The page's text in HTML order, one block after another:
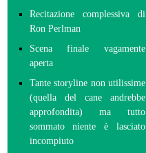
Recitazione complessiva di
Ron Perlman
Scena finale vagamente
aperta
Tante storyline non utilissime
(quella del cane andrebbe
approfondita) ma tutto
sommato niente è lasciato
incompiuto